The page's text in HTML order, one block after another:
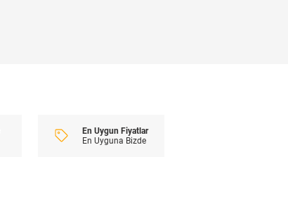
En Uygun Fiyatlar
En Uyguna Bizde